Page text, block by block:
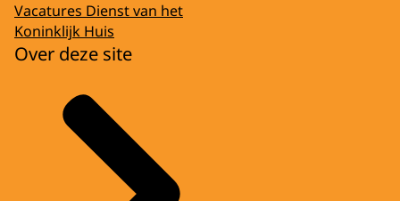
Vacatures Dienst van het
Koninklijk Huis
Over deze site